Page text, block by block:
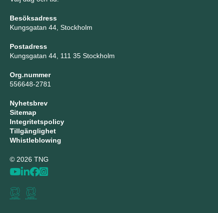
Besöksadress
Kungsgatan 44, Stockholm
Postadress
Kungsgatan 44, 111 35 Stockholm
Org.nummer
556648-2781
Nyhetsbrev
Sitemap
Integritetspolicy
Tillgänglighet
Whistleblowing
© 2026 TNG